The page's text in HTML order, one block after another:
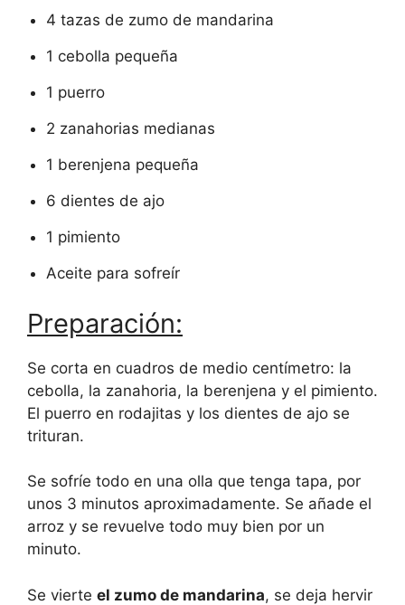
4 tazas de zumo de mandarina
1 cebolla pequeña
1 puerro
2 zanahorias medianas
1 berenjena pequeña
6 dientes de ajo
1 pimiento
Aceite para sofreír
Preparación:
Se corta en cuadros de medio centímetro: la
cebolla, la zanahoria, la berenjena y el pimiento.
El puerro en rodajitas y los dientes de ajo se
trituran.
Se sofríe todo en una olla que tenga tapa, por
unos 3 minutos aproximadamente. Se añade el
arroz y se revuelve todo muy bien por un
minuto.
Se vierte el zumo de mandarina, se deja hervir